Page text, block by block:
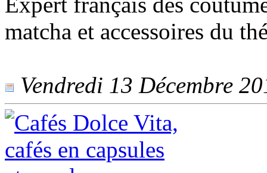
matcha et accessoires du
Vendredi 13 Décembre